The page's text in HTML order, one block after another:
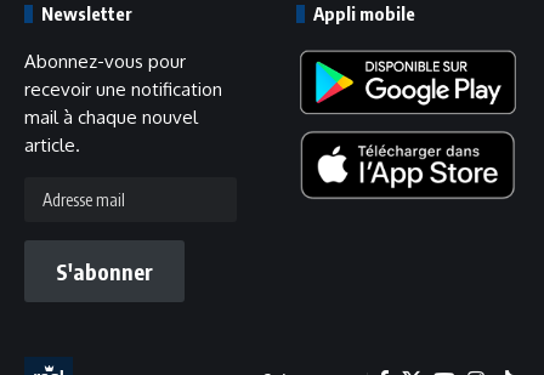
Newsletter
Abonnez-vous pour
recevoir une notification
mail à chaque nouvel
article.
mail
S'abonner
Appli mobile